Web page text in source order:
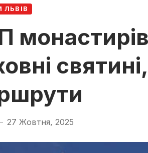
ЛЬВІВ
27 Жовтня, 2025